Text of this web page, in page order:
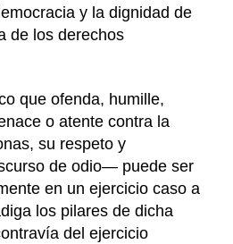
y la dignidad de
de los derechos
que ofenda, humille,
o atente contra la
su respeto y
de odio— puede ser
en un ejercicio caso a
los pilares de dicha
del ejercicio